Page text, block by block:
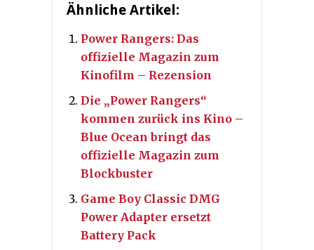
Ähnliche Artikel:
Power Rangers: Das
offizielle Magazin zum
Kinofilm – Rezension
Die „Power Rangers“
kommen zurück ins Kino –
Blue Ocean bringt das
offizielle Magazin zum
Blockbuster
Game Boy Classic DMG
Power Adapter ersetzt
Battery Pack